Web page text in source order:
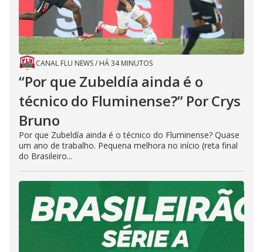
CANAL FLU NEWS/ HÁ 34 MINUTOS
“Por que Zubeldía ainda é o
técnico do Fluminense?” Por Crys
Bruno
Por que Zubeldía ainda é o técnico do Fluminense? Quase
um ano de trabalho. Pequena melhora no início (reta final
do Brasileiro...